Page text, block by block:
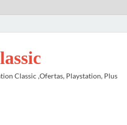
Classic ,Ofertas, Playstation, Plus